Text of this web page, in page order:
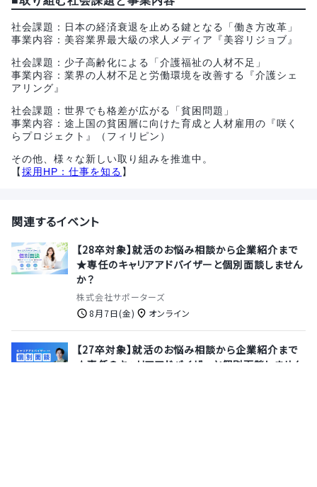
社会課題：日本の経済衰退を止める鍵となる「働き方改革」
事業内容：美容業界最大級の求人メディア『美容リジョブ』
社会課題：少子高齢化による「介護福祉の人材不足」
事業内容：業界の人材不足と労働環境を改善する『介護シェ
アリング』
社会課題：世界でも格差が広がる「貧困問題」
事業内容：途上国の貧困層に向けた育成と人材雇用の『咲く
らプロジェクト』（フィリピン）
その他、様々な新しい取り組みを推進中。
【採用HP：仕事を知る 】
関連するイベント
【28卒対象】就活のお悩み相談から企業紹介まで
★専任のキャリアアドバイザーと個別面談しません
か？
株式会社サポーターズ
8月7日(金)
オンライン
【27卒対象】就活のお悩み相談から企業紹介まで
★専任のキャリアアドバイザーと個別面談しません